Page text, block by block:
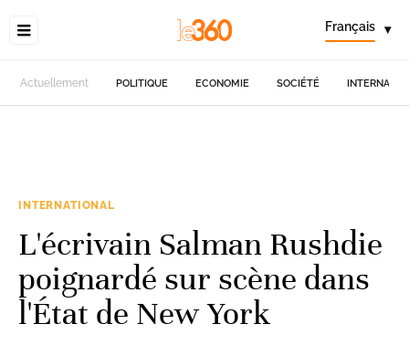
Français ▾
Actuellement POLITIQUE ECONOMIE SOCIÉTÉ
INTERNATIONAL
L'écrivain Salman Rushdie
poignardé sur scène dans
l'État de New York